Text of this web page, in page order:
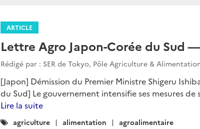
ARTICLE
Lettre Agro Japon-Corée du Sud
Rédigé par : SER de Tokyo, Pôle Agriculture &
[Japon] Démission du Premier Ministre Shigeru
du Sud] Le gouvernement intensifie ses mesures
Lire la suite
Catégories
agriculture alimentation agroalimentaire